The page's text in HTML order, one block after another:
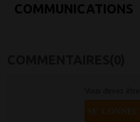
COMMUNICATIONS
SE